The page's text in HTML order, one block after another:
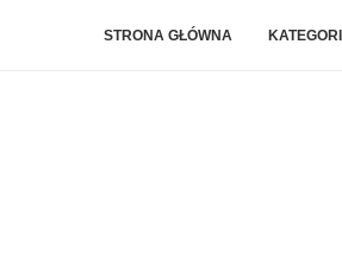
STRONA GŁÓWNA